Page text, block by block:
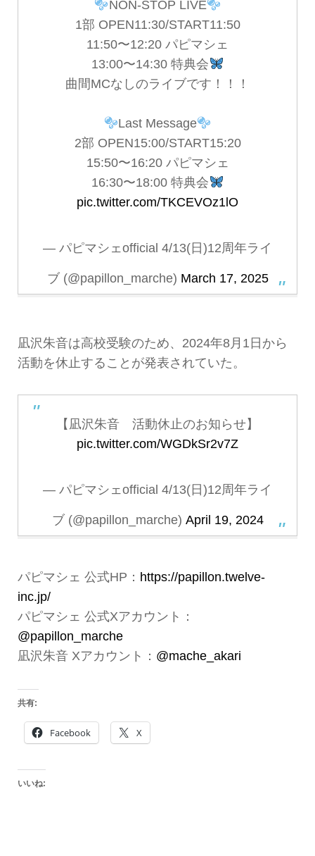
NON-STOP LIVE
1部 OPEN11:30/START11:50
11:50〜12:20 パピマシェ
13:00〜14:30 特典会
曲間MCなしのライブです！！！
Last Message
2部 OPEN15:00/START15:20
15:50〜16:20 パピマシェ
16:30〜18:00 特典会
pic.twitter.com/TKCEVOz1lO
— パピマシェofficial 4/13(日)12周年ライ
ブ (@papillon_marche) March 17, 2025
凪沢朱音は高校受験のため、2024年8月1日から
活動を休止することが発表されていた。
【凪沢朱音 活動休止のお知らせ】
pic.twitter.com/WGDkSr2v7Z
— パピマシェofficial 4/13(日)12周年ライ
ブ (@papillon_marche) April 19, 2024
パピマシェ 公式HP： https://papillon.twelve-
inc.jp/
パピマシェ 公式Xアカウント：
@papillon_marche
凪沢朱音 Xアカウント： @mache_akari
共有:
Facebook X
いいね: